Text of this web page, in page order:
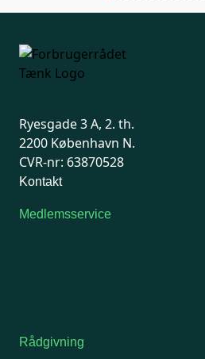
Ryesgade 3 A, 2. th.
2200 København N.
CVR-nr: 63870528
Kontakt
Medlemsservice
Rådgivning